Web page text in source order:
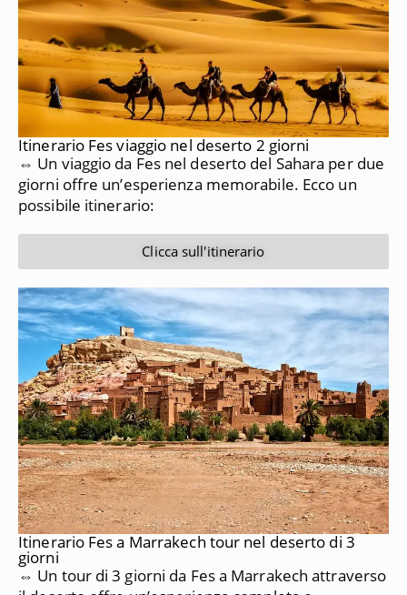
Itinerario Fes viaggio nel deserto 2 giorni
⇔ Un viaggio da Fes nel deserto del Sahara per due
giorni offre un’esperienza memorabile. Ecco un
possibile itinerario:
Clicca sull'itinerario
Itinerario Fes a Marrakech tour nel deserto di 3
giorni
⇔ Un tour di 3 giorni da Fes a Marrakech attraverso